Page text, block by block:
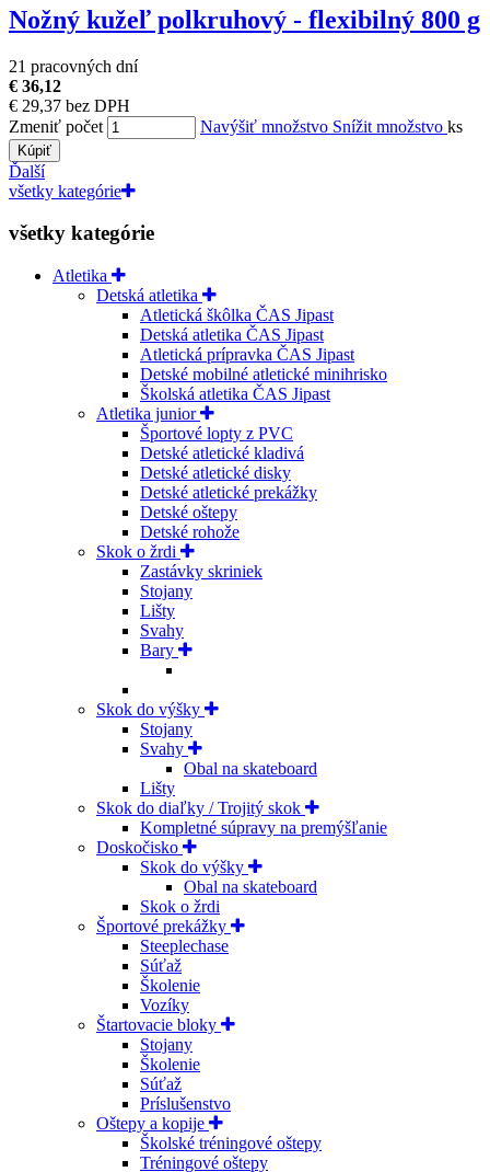
Nožný kužeľ polkruhový - flexibilný 800 g
21 pracovných dní
€ 36,12
€ 29,37 bez DPH
Zmeniť počet
Navýšiť množstvo Snížit množstvo ks
Kúpiť
Ďalší
všetky kategórie
všetky kategórie
Atletika
Detská atletika
Atletická škôlka ČAS Jipast
Detská atletika ČAS Jipast
Atletická prípravka ČAS Jipast
Detské mobilné atletické minihrisko
Školská atletika ČAS Jipast
Atletika junior
Športové lopty z PVC
Detské atletické kladivá
Detské atletické disky
Detské atletické prekážky
Detské oštepy
Detské rohože
Skok o žrdi
Zastávky skriniek
Stojany
Lišty
Svahy
Bary
Skok do výšky
Stojany
Svahy
Obal na skateboard
Lišty
Skok do diaľky / Trojitý skok
Kompletné súpravy na premýšľanie
Doskočisko
Skok do výšky
Obal na skateboard
Skok o žrdi
Športové prekážky
Steeplechase
Súťaž
Školenie
Vozíky
Štartovacie bloky
Stojany
Školenie
Súťaž
Príslušenstvo
Oštepy a kopije
Školské tréningové oštepy
Tréningové oštepy